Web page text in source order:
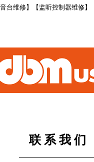
台维修】【监听控制器维修】
联 系 我 们
——————————